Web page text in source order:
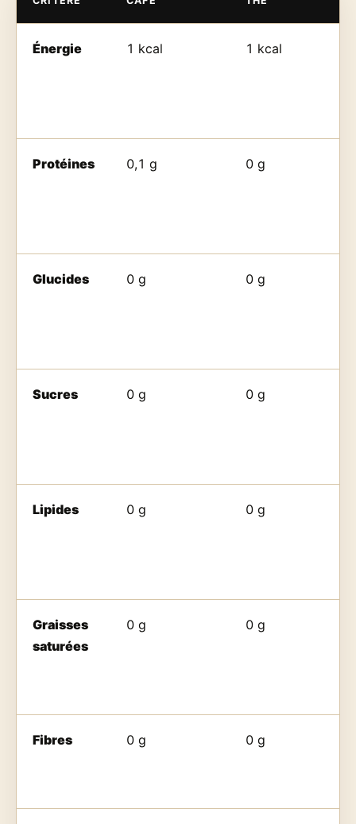
Énergie 1 kcal 1 kcal
Protéines 0,1 g 0 g
Glucides 0 g 0 g
Sucres 0 g 0 g
Lipides 0 g 0 g
Graisses
saturées
0 g 0 g
Fibres 0 g 0 g